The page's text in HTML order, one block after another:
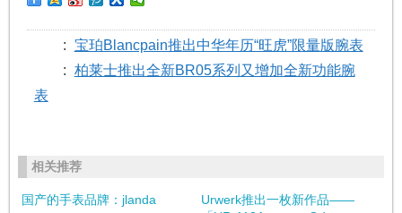
: 宝珀Blancpain推出中华年历“旺虎”限量版腕表
: 柏莱士推出全新BR05系列又增加全新功能腕
表
相关推荐
国产的手表品牌：jlanda
Urwerk推出一枚新作品——